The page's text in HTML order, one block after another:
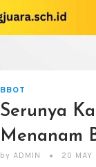
BBOT
Serunya
Menanam
by ADMIN 20 MAY